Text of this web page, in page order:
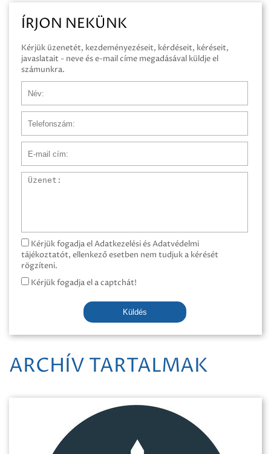
ÍRJON NEKÜNK
Kérjük üzenetét, kezdeményezéseit, kérdéseit, kéréseit,
javaslatait - neve és e-mail címe megadásával küldje el
számunkra.
Üzenet
Kérjük fogadja el Adatkezelési és Adatvédelmi
tájékoztatót, ellenkező esetben nem tudjuk a kérését
rögzíteni.
Kérjük fogadja el a captchát!
Küldés
ARCHÍV TARTALMAK